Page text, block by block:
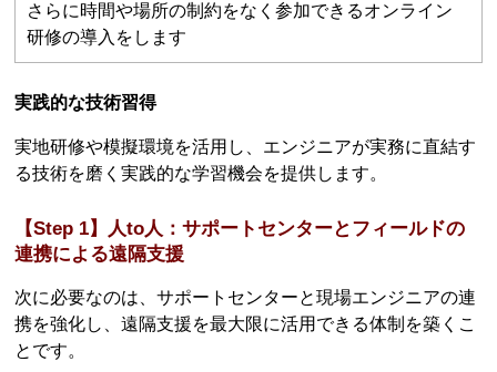
さらに時間や場所の制約をなく参加できるオンライン
研修の導入をします
実践的な技術習得
実地研修や模擬環境を活用し、エンジニアが実務に直結す
る技術を磨く実践的な学習機会を提供します。
【Step 1】人to人：サポートセンターとフィールドの
連携による遠隔支援
次に必要なのは、サポートセンターと現場エンジニアの連
携を強化し、遠隔支援を最大限に活用できる体制を築くこ
とです。